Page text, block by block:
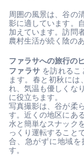
周囲の風景は、谷の
影に適しています。
加えています。訪問
農村生活が続く陰の
ファラサへの旅行の
ファラサ を訪れる
ます。春と初秋には
れ、気温も優しくな
に役立ちます。
写真撮影は、谷が柔
す。近くの地区にあ
水と簡単なスナック
っくり運転すること
合、急がずに地域を
す。